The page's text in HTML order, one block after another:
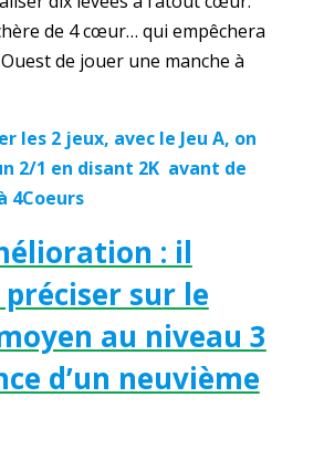
de 4 cœur… qui empêchera
de jouer une manche à
les 2 jeux, avec le Jeu A, on
2/1 en disant 2K avant de
4Coeurs
: il
préciser sur le
au niveau 3
d’un neuvième